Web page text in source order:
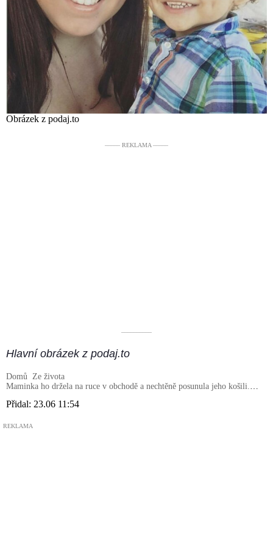
Obrázek z podaj.to
––––– REKLAMA –––––
––––––––––
Hlavní obrázek z podaj.to
Domů
Ze života
Maminka ho držela na ruce v obchodě a nechtěně posunula jeho košili.
Přidal: 23.06 11:54
REKLAMA